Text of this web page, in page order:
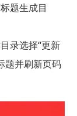
题生成目
录选择“更新
题并刷新页码